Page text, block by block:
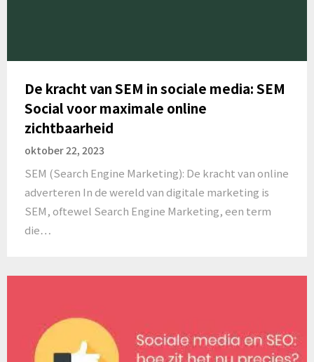
De kracht van SEM in sociale media: SEM
Social voor maximale online
zichtbaarheid
oktober 22, 2023
SEM (Search Engine Marketing): De kracht van online
adverteren In de wereld van digitale marketing is
SEM, oftewel Search Engine Marketing, een term
die…